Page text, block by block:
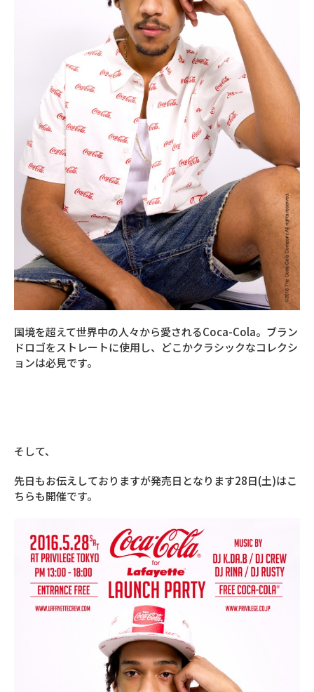
国境を超えて世界中の人々から愛されるCoca-Cola。ブラン
ドロゴをストレートに使用し、どこかクラシックなコレクシ
ョンは必見です。
そして、
先日もお伝えしておりますが発売日となります28日(土)はこ
ちらも開催です。